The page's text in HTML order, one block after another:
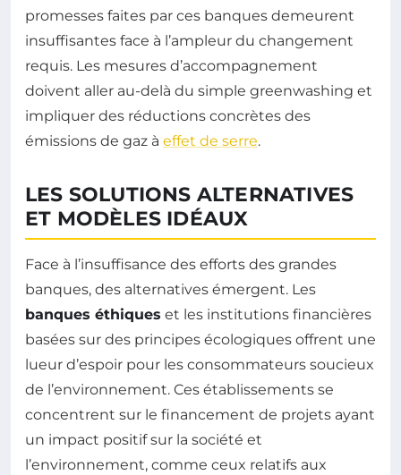
promesses faites par ces banques demeurent
insuffisantes face à l’ampleur du changement
requis. Les mesures d’accompagnement
doivent aller au-delà du simple greenwashing et
impliquer des réductions concrètes des
émissions de gaz à effet de serre.
LES SOLUTIONS ALTERNATIVES
ET MODÈLES IDÉAUX
Face à l’insuffisance des efforts des grandes
banques, des alternatives émergent. Les
banques éthiques et les institutions financières
basées sur des principes écologiques offrent une
lueur d’espoir pour les consommateurs soucieux
de l’environnement. Ces établissements se
concentrent sur le financement de projets ayant
un impact positif sur la société et
l’environnement, comme ceux relatifs aux